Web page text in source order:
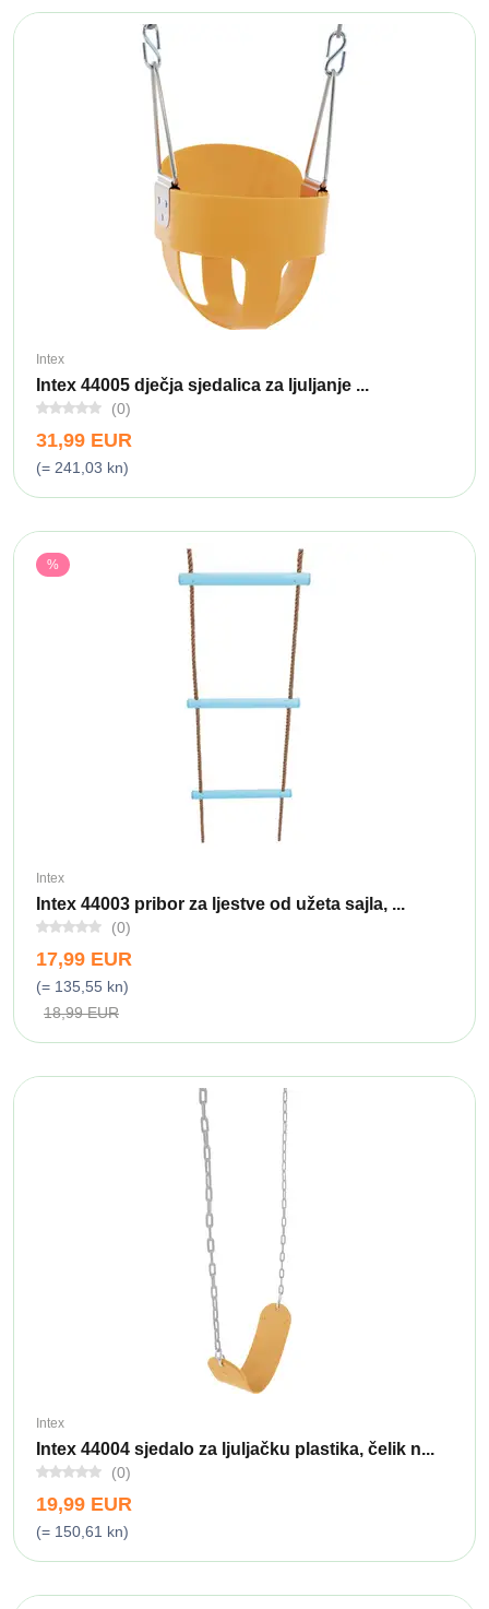
Intex
Intex 44005 dječja sjedalica za ljuljanje ...
(0)
31,99 EUR
(= 241,03 kn)
%
Intex
Intex 44003 pribor za ljestve od užeta sajla, ...
(0)
17,99 EUR
(= 135,55 kn)
18,99 EUR
Intex
Intex 44004 sjedalo za ljuljačku plastika, čelik n...
(0)
19,99 EUR
(= 150,61 kn)